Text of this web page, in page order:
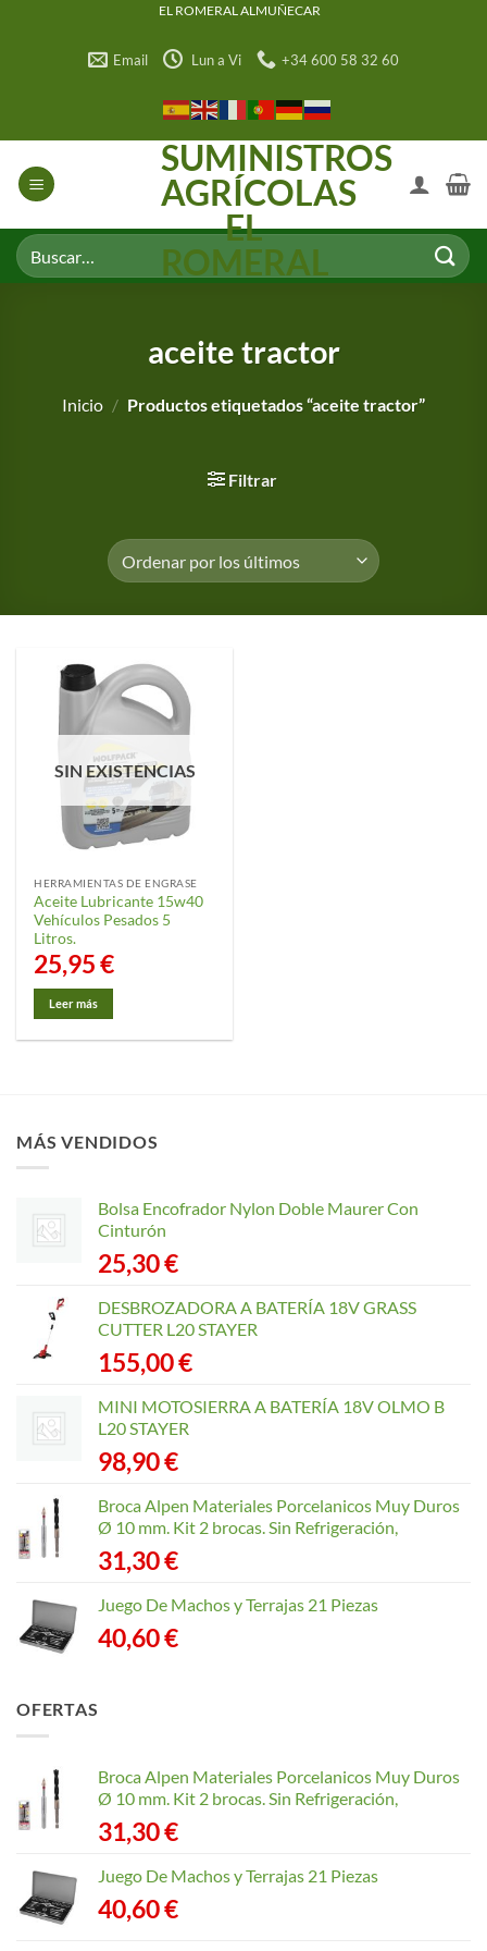
EL ROMERAL ALMUÑECAR
Email Lun a Vi +34 600 58 32 60
SUMINISTROS
AGRÍCOLAS
EL
ROMERAL
Buscar
por:
aceite tractor
Inicio / Productos etiquetados “aceite tractor”
Filtrar
SIN EXISTENCIAS
HERRAMIENTAS DE ENGRASE
Aceite Lubricante 15w40
Vehículos Pesados 5
Litros.
25,95€
Leer más
MÁS VENDIDOS
Bolsa Encofrador Nylon Doble Maurer Con
Cinturón
25,30€
DESBROZADORA A BATERÍA 18V GRASS
CUTTER L20 STAYER
155,00€
MINI MOTOSIERRA A BATERÍA 18V OLMO B
L20 STAYER
98,90€
Broca Alpen Materiales Porcelanicos Muy Duros
Ø 10 mm. Kit 2 brocas. Sin Refrigeración,
31,30€
Juego De Machos y Terrajas 21 Piezas
40,60€
OFERTAS
Broca Alpen Materiales Porcelanicos Muy Duros
Ø 10 mm. Kit 2 brocas. Sin Refrigeración,
31,30€
Juego De Machos y Terrajas 21 Piezas
40,60€